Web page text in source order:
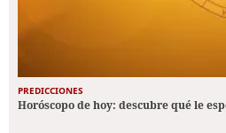
PREDICCIONES
Horóscopo de hoy: descubre qué le